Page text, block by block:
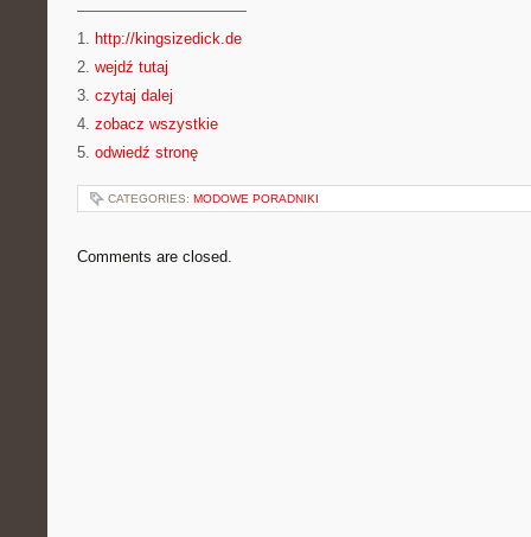
———————————
1. http://kingsizedick.de
2. wejdź tutaj
3. czytaj dalej
4. zobacz wszystkie
5. odwiedź stronę
CATEGORIES: MODOWE PORADNIKI
Comments are closed.